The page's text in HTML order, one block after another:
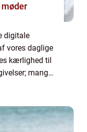
digitale
vores daglige
kærlighed til
mange